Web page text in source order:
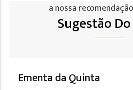
a nossa
Sugestão
Ementa da Quinta